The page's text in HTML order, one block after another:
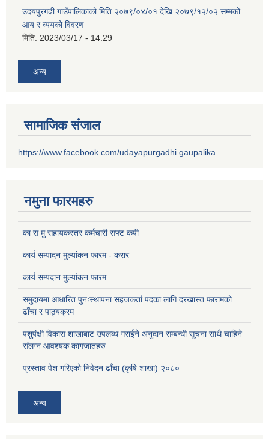
उदयपुरगढी गाउँपालिकाको मिति २०७९/०४/०१ देखि २०७९/१२/०२ सम्मको
आय र व्ययको विवरण
मिति: 2023/03/17 - 14:29
अन्य
सामाजिक संजाल
https://www.facebook.com/udayapurgadhi.gaupalika
नमुना फारमहरु
का स मु सहायकस्तर कर्मचारी सफ्ट कपी
कार्य सम्पादन मुल्यांकन फारम - करार
कार्य सम्पदान मुल्यांकन फारम
समुदायमा आधारित पुनःस्थापना सहजकर्ता पदका लागि दरखास्त फारामको
ढाँचा र पाठ्यक्रम
पशुपंक्षी विकास शाखाबाट उपलब्ध गराईने अनुदान सम्बन्धी सूचना साथै चाहिने
संलग्न आवश्यक कागजातहरु
प्रस्ताव पेश गरिएको निवेदन ढाँचा (कृषि शाखा) २०८०
अन्य